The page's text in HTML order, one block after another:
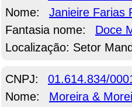
Nome:
Janieire Farias
Fantasia nome:
Doce
Localização: Setor
CNPJ: 01.614.834/
Nome:
Moreira &